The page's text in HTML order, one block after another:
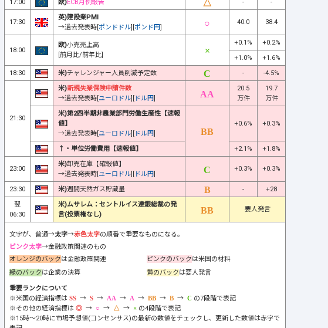
17:00
欧)ECB月例報告 - -
17:30
英)建設業PMI
→過去発表時[ポンドドル][ポンド円]
40.0 38.4
18:00
欧)小売売上高
[前月比/前年比]
+0.1%
+0.2%
+1.0%
+1.6%
18:30
米)チャレンジャー人員削減予定数 - -4.5%
21:30
米)新規失業保険申請件数
→過去発表時[ユーロドル][ ドル円]
20.5
万件
19.7
万件
米)第2四半期非農業部門労働生産性【速報
値】
→過去発表時[ユーロドル][ ドル円]
+0.6% +0.3%
↑・単位労働費用【速報値】 +2.1% +1.8%
23:00
米)卸売在庫【確報値】
→過去発表時[ユーロドル][ ドル円]
+0.3% +0.3%
23:30 米)週間天然ガス貯蔵量 -
+28
翌
06:30
米)ムサレム：セントルイス連銀総裁の発
言(投票権なし)
要人発言
文字が、普通→太字→赤色太字の順番で重要なものになる。
ピンク太字→金融政策関連のもの
オレンジのバックは金融政策関連 ピンクのバックは米国の材料
緑のバックは企業の決算 黄のバックは要人発言
重要ランクについて
※米国の経済指標は
→ → → → → →
の7段階で表記
※その他の経済指標は
→ → →
の4段階で表記
※15時～20時に市場予想値(コンセンサス)の最新の数値をチェックし、更新した数値は赤字で